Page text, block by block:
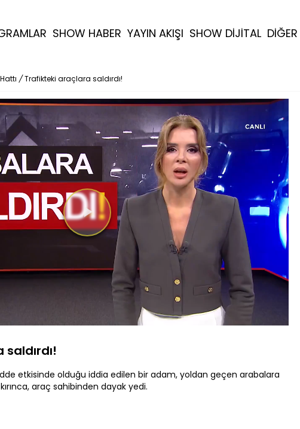
SHOW HABER YAYIN AKIŞI SHOW DİJİTAL DİĞER
/ Trafikteki araçlara saldırdı!
1080P
Oynatma
Hızı
etkisinde olduğu iddia edilen bir adam, yoldan geçen arabalara
kırınca, araç sahibinden dayak yedi.